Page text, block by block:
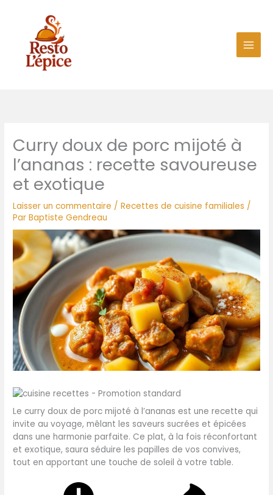
Curry doux de porc mijoté à
l’ananas : recette savoureuse
et exotique
Laisser un commentaire /Recettes de cuisine familiales /
ParBaptiste Gendreau
Le curry doux de porc mijoté à l’ananas est une recette qui
invite au voyage, mêlant les saveurs sucrées et épicées
dans une harmonie parfaite. Ce plat, à la fois réconfortant
et exotique, saura séduire les papilles de vos convives,
tout en apportant une touche de soleil à votre table.